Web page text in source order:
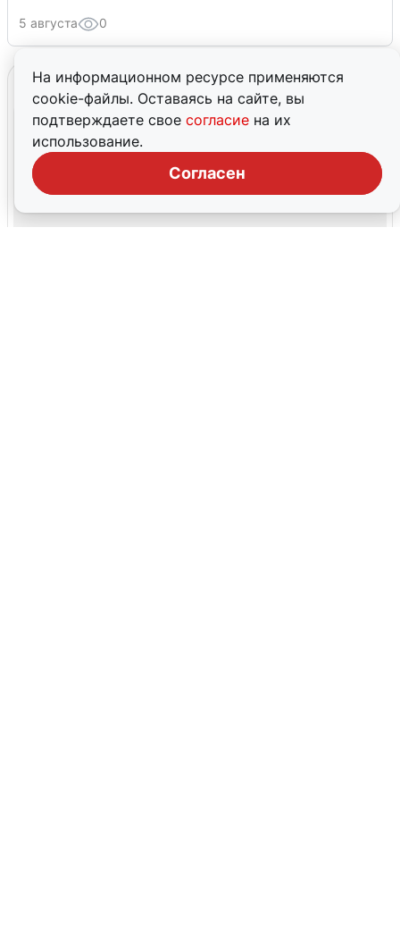
На информационном ресурсе применяются
cookie-файлы. Оставаясь на сайте, вы
подтверждаете свое согласие на их
использование.
Согласен
5 августа 0